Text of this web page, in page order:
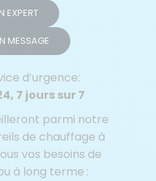
EXPERT
MESSAGE
d’urgence:
7 jours sur 7
parmi notre
de chauffage à
vos besoins de
à long terme :